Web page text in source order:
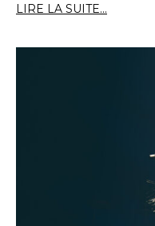
LIRE LA SUITE...